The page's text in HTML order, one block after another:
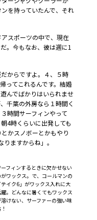
を持っていたんで、それ
スポーツの中で、現在
。今もなお、彼は週に1
からですよ。４、５時
ってこれるんです。結婚
んでばかりはいられませ
千葉の外房なら１時間く
時間サーフィンやって
4時くらいに出発しても
かスノボーとかもやり
ますからね」。
ーフィンするときに欠かせない
がワックス。で、コールマンの
テイク6」がワックス入れに大
。どんなに暑くてもワックス
けない、サーファーの強い味